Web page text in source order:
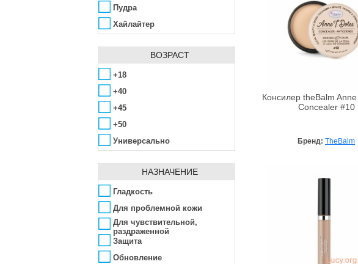
Make Up Me
Makeup Revolution
Max Factor
Maybelline
Mesoestetic
Milani
Missha
Nouba
NYX
Pupa
Rimmel
Shiseido
SkinFood
Sleek MakeUP
Пудра
Хайлайтер
ВОЗРАСТ
+18
+40
+45
+50
Универсально
НАЗНАЧЕНИЕ
Гладкость
Для проблемной кожи
Для чувствительной,
раздраженной
Защита
Обновление
Консилер theBalm
Concealer #10
Бренд: TheBalm